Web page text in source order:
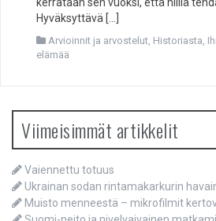
Hyväksyttävä […]
Arvioinnit ja arvostelut Historiasta
elämää
Viimeisimmät artikkelit
Vaiennettu totuus
Ukrainan sodan rintamakarkurin
Muisto menneestä – mikrofilmit